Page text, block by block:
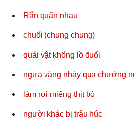
Rắn quấn nhau
chuối (chung chung)
quái vật khổng lồ đuổi
ngựa vàng nhảy qua chướng
làm rơi miếng thịt bò
người khác bị trâu húc